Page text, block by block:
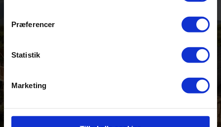
Præferencer
Statistik
Marketing